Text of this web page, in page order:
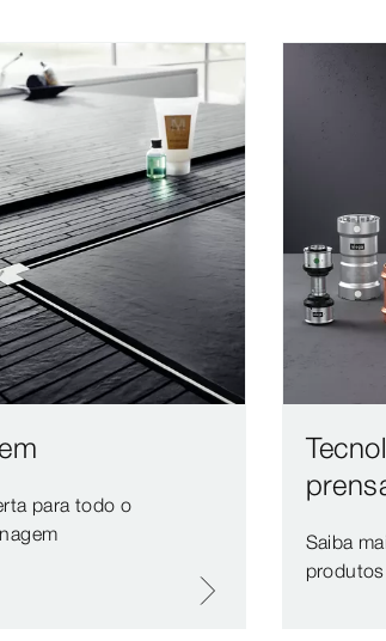
para todo o
Saiba
produtos